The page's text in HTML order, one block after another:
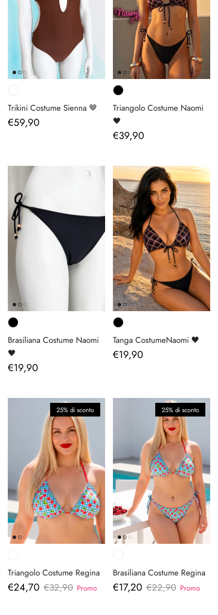
Trikini Costume Sienna 🤎
Prezzo normale
€59,90
Triangolo Costume Naomi
🖤
Prezzo normale
€39,90
Brasiliana Costume Naomi
🖤
Prezzo normale
€19,90
Tanga CostumeNaomi 🖤
Prezzo normale
€19,90
25% di sconto
Triangolo Costume Regina
Prezzo di vendita
€24,70 Prezzo normale
€32,90 Promo
25% di sconto
Brasiliana Costume Regina
Prezzo di vendita
€17,20 Prezzo normale
€22,90 Promo